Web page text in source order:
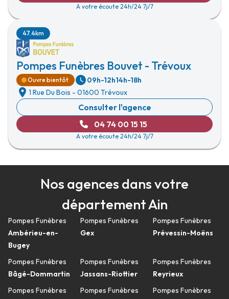
A votre écoute 24h/24 7j/7
Pompes Funèbres Bouvet - Trévoux
47.4km
Ouvre bientôt 09h-12h14h-18h
1 Rue Du Bois - 01600 Trévoux
Consulter l'agence
04 74 00 15 15
A votre écoute 24h/24 7j/7
Nos agences dans votre
département Ain
Pompes Funèbres
Ambérieu-en-
Bugey
Pompes Funèbres
Bâgé-Dommartin
Pompes Funèbres
Pompes Funèbres
Gex
Pompes Funèbres
Jassans-Riottier
Pompes Funèbres
Pompes Funèbres
Prévessin-Moëns
Pompes Funèbres
Reyrieux
Pompes Funèbres